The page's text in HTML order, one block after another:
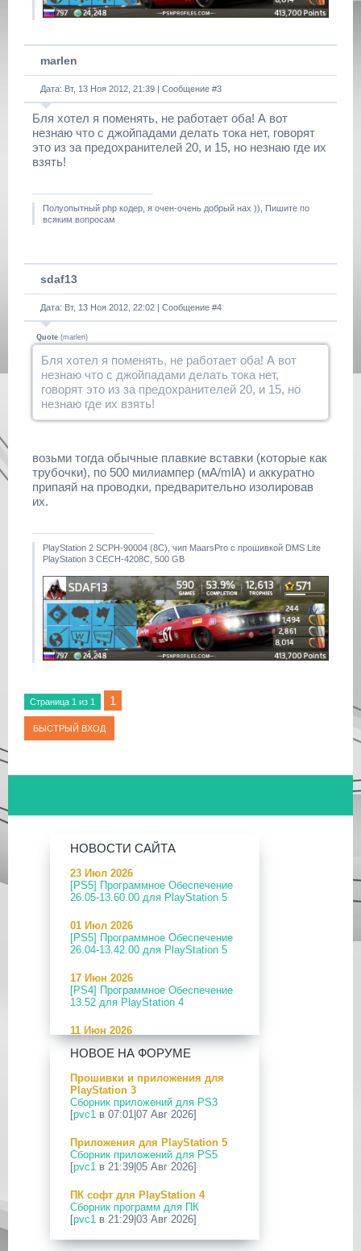
marlen
Дата: Вт, 13 Ноя 2012, 21:39 | Сообщение #3
Бля хотел я поменять, не работает оба! А вот
незнаю что с джойпадами делать тока нет, говорят
это из за предохранителей 20, и 15, но незнаю где их
взять!
Полуопытный php кодер, я очен-очень добрый нах )), Пишите по
всяким вопросам
sdaf13
Дата: Вт, 13 Ноя 2012, 22:02 | Сообщение #4
Quote (marlen)
Бля хотел я поменять, не работает оба! А вот
незнаю что с джойпадами делать тока нет,
говорят это из за предохранителей 20, и 15, но
незнаю где их взять!
возьми тогда обычные плавкие вставки (которые как
трубочки), по 500 милиампер (мА/mlA) и аккуратно
припаяй на проводки, предварительно изолировав
их.
PlayStation 2 SCPH-90004 (8С), чип MaarsPro с прошивкой DMS Lite
PlayStation 3 CECH-4208C, 500 GB
Страница 1 из 1 1
НОВОСТИ САЙТА
23 Июл 2026
[PS5] Программное Обеспечение
26.05-13.60.00 для PlayStation 5
01 Июл 2026
[PS5] Программное Обеспечение
26.04-13.42.00 для PlayStation 5
17 Июн 2026
[PS4] Программное Обеспечение
13.52 для PlayStation 4
11 Июн 2026
[PS5] Программное Обеспечение
26.04-13.40.00 для PlayStation 5
24 Апр 2026
[PS5] Программное Обеспечение
26.03-13.20.00 для PlayStation 5
12 Апр 2026
[PS Portal] Программное
Обеспечение 7.0.2 для PS Portal
09 Апр 2026
[PS3|CFW] webMAN MOD
v1.47.48p
29 Мар 2026
НОВОЕ НА ФОРУМЕ
Прошивки и приложения для
PlayStation 3
Сборник приложений для PS3
[pvc1 в 07:01|07 Авг 2026]
Приложения для PlayStation 5
Сборник приложений для PS5
[pvc1 в 21:39|05 Авг 2026]
ПК софт для PlayStation 4
Сборник программ для ПК
[pvc1 в 21:29|03 Авг 2026]
ПК софт для PlayStation 5